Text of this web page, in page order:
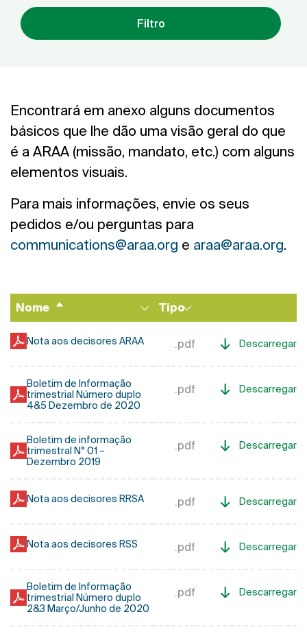
Filtro
Encontrará em anexo alguns documentos
básicos que lhe dão uma visão geral do que
é a ARAA (missão, mandato, etc.) com alguns
elementos visuais.
Para mais informações, envie os seus
pedidos e/ou perguntas para
communications@araa.org e araa@araa.org.
Nome Ordenação
descendente
Tipo
Nota aos decisores ARAA .pdf Descarregar
Boletim de Informação
trimestrial Número duplo
4&5 Dezembro de 2020
.pdf Descarregar
Boletim de informação
trimestral N° 01 –
Dezembro 2019
.pdf Descarregar
Nota aos decisores RRSA .pdf Descarregar
Nota aos decisores RSS .pdf Descarregar
Boletim de Informação
trimestrial Número duplo
2&3 Março/Junho de 2020
.pdf Descarregar